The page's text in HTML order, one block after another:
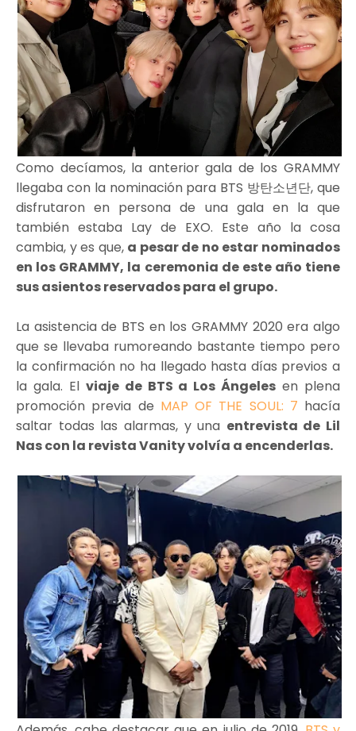
Como decíamos, la anterior gala de los GRAMMY
llegaba con la nominación para BTS 방탄소년단, que
disfrutaron en persona de una gala en la que
también estaba Lay de EXO. Este año la cosa
cambia, y es que, a pesar de no estar nominados
en los GRAMMY, la ceremonia de este año tiene
sus asientos reservados para el grupo.
La asistencia de BTS en los GRAMMY 2020 era algo
que se llevaba rumoreando bastante tiempo pero
la confirmación no ha llegado hasta días previos a
la gala. El viaje de BTS a Los Ángeles en plena
promoción previa de MAP OF THE SOUL: 7 hacía
saltar todas las alarmas, y una entrevista de Lil
Nas con la revista Vanity volvía a encenderlas.